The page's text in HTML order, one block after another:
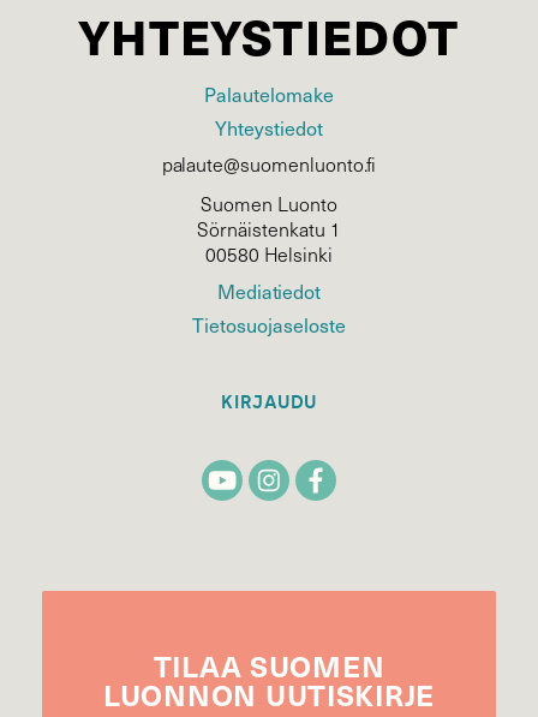
YHTEYSTIEDOT
Palautelomake
Yhteystiedot
palaute@suomenluonto.fi
Suomen Luonto
Sörnäistenkatu 1
00580 Helsinki
Mediatiedot
Tietosuojaseloste
KIRJAUDU
TILAA SUOMEN
LUONNON UUTIS­KIRJE